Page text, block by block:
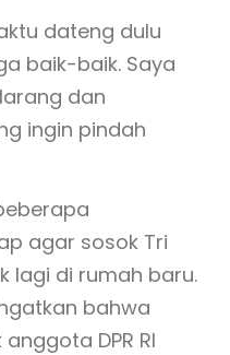
dateng dulu
baik-baik. Saya
dan
ingin pindah
agar sosok Tri
lagi di rumah baru.
bahwa
DPR RI